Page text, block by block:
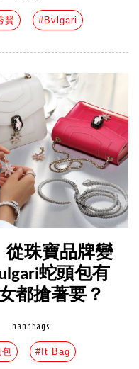
賢 #Bvlgari
從珠寶品牌變
蛇頭包有
都搶著要？
handbags
#It Bag